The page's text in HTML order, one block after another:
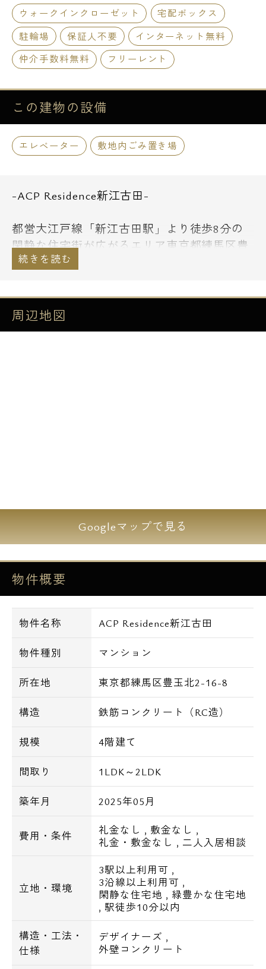
ウォークインクローゼット
宅配ボックス
駐輪場
保証人不要
インターネット無料
仲介手数料無料
フリーレント
この建物の設備
エレベーター 敷地内ごみ置き場
-ACP Residence新江古田-
都営大江戸線「新江古田駅」より徒歩8分の
閑静な住宅街が広がるエリア東京都練馬区豊
玉北2-16-8に鉄筋コンクリート造地上4階建
ナーズマンション「ACP Residence新江古
田」のご紹介です！
■外観一部コンクリート打ちっ放し
■オートロック
■TVモニター付きインターホン
■ダブルロック
■防犯カメラ
■エレベーター
■宅配BOX
■敷地内にゴミ置き場
■バス・トイレ別
■独立洗面化粧台
■温水洗浄便座
■浴室暖房乾燥機
■24時間換気システム
■室内洗濯機置き場
■システムキッチン
■ガスコンロ
■玄関人感センサー照明
■フローリング
■クローゼット
■バルコニー
■BS/CS
■インターネット対応：使用料無料（Wi-Fi対
応）
周辺地図
Googleマップで見る
物件概要
物件名称 ACP Residence新江古田
物件種別 マンション
所在地 東京都練馬区豊玉北2-16-8
構造 鉄筋コンクリート（RC造）
規模 4階建て
間取り 1LDK～2LDK
築年月 2025年05月
費用・条件 礼金なし , 敷金なし ,
礼金・敷金なし , 二人入居相談
立地・環境
3駅以上利用可 ,
3沿線以上利用可 ,
閑静な住宅地 , 緑豊かな住宅地
, 駅徒歩10分以内
構造・工法・
仕様
デザイナーズ ,
外壁コンクリート